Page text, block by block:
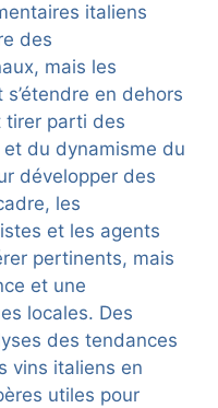
italiens
des
mais les
en dehors
parti des
du dynamisme du
développer des
les
et les agents
pertinents, mais
et une
locales. Des
des tendances
vins italiens en
utiles pour